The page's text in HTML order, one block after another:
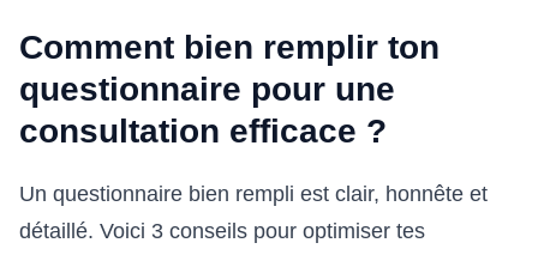
Comment bien remplir ton
questionnaire pour une
consultation efficace ?
Un questionnaire bien rempli est clair, honnête et
détaillé. Voici 3 conseils pour optimiser tes